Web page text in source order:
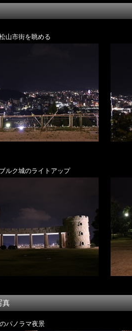
山市街を眺める
ルク城のライトアップ
真
パノラマ夜景